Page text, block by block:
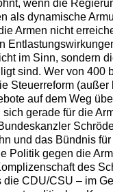
wenn die
als dynamische
Armen nicht
im Sinn, sondern
sind. Wer von 400
Steuerreform
auf dem Weg
gerade für die
und das Bündnis
Politik gegen die
des
die CDU/CSU – im